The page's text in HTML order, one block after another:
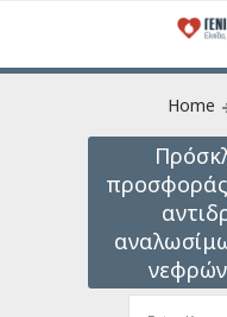
Home
νεφρών